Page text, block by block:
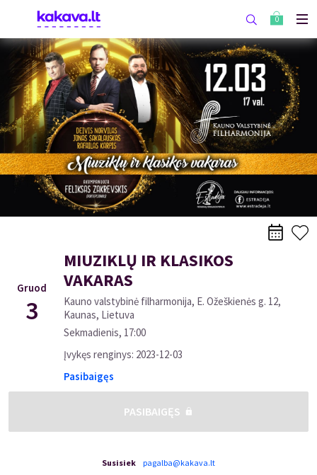
0
Gruod
3
MIUZIKLŲ IR KLASIKOS
VAKARAS
Kauno valstybinė filharmonija, E. Ožeškienės g. 12,
Kaunas, Lietuva
Sekmadienis, 17:00
Įvykęs renginys: 2023-12-03
Pasibaigęs
PASIBAIGĘS
Susisiek pagalba@kakava.lt